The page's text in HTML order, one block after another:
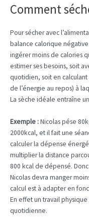
Comment
Pour sécher avec
balance calorique
ingérer moins de calories
estimer ses besoins, soit
quotidien, soit en
de l’énergie au repos) à
La sèche idéale entraîne
Exemple :Nicolas pése
2000kcal, et il fait une
calculer la dépense
multiplier la distance
800 kcal de dépensé.
Nicolas devra manger
calcul est à adapter en
En effet un travail
quotidienne.